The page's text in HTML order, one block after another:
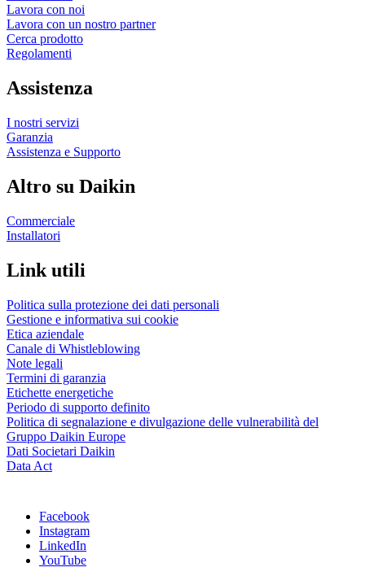
Lavora con noi
Lavora con un nostro partner
Cerca prodotto
Regolamenti
Assistenza
I nostri servizi
Garanzia
Assistenza e Supporto
Altro su Daikin
Commerciale
Installatori
Link utili
Politica sulla protezione dei dati personali
Gestione e informativa sui cookie
Etica aziendale
Canale di Whistleblowing
Note legali
Termini di garanzia
Etichette energetiche
Periodo di supporto definito
Politica di segnalazione e divulgazione delle vulnerabilità del
Gruppo Daikin Europe
Dati Societari Daikin
Data Act
Facebook
Instagram
LinkedIn
YouTube